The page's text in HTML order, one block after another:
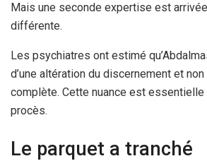
Mais une seconde expertise est
différente.
Les psychiatres ont estimé
d’une altération du discernement et non
complète. Cette nuance est essentielle
procès.
Le parquet a tranché